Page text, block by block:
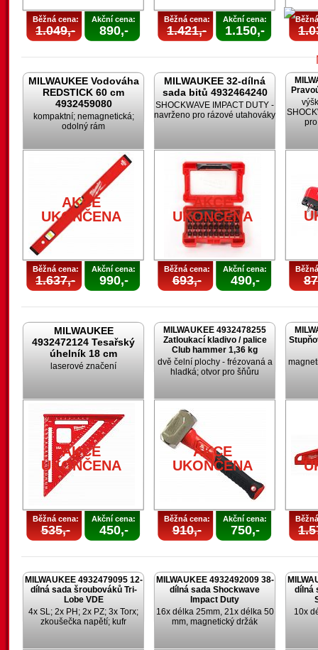
Běžná cena:
1.049,-
Akční cena:
890,-
Běžná cena:
1.421,-
Akční cena:
1.150,-
MILWAUKEE Vodováha
REDSTICK 60 cm
4932459080
kompaktní; nemagnetická;
odolný rám
AKCE
UKONČENA
Běžná cena:
1.637,-
Akční cena:
990,-
MILWAUKEE 32-dílná
sada bitů 4932464240
SHOCKWAVE IMPACT DUTY -
navrženo pro rázové utahováky
AKCE
UKONČENA
Běžná cena:
693,-
Akční cena:
490,-
MILWAUKEE
4932472124 Tesařský
úhelník 18 cm
laserové značení
AKCE
UKONČENA
Běžná cena:
535,-
Akční cena:
450,-
MILWAUKEE 4932478255
Zatloukací kladivo / palice
Club hammer 1,36 kg
dvě čelní plochy - frézovaná a
hladká; otvor pro šňůru
AKCE
UKONČENA
Běžná cena:
910,-
Akční cena:
750,-
MILWAUKEE 4932479095 12-
dílná sada šroubováků Tri-
Lobe VDE
4x SL; 2x PH; 2x PZ; 3x Torx;
zkoušečka napětí; kufr
MILWAUKEE 4932492009 38-
dílná sada Shockwave
Impact Duty
16x délka 25mm, 21x délka 50
mm, magnetický držák
dílná
10x